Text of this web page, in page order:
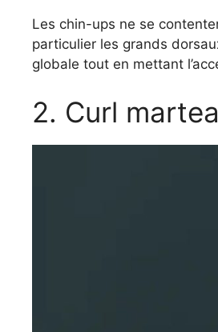
Les chin-ups ne se
particulier les grands
globale tout en mettant
2. Curl